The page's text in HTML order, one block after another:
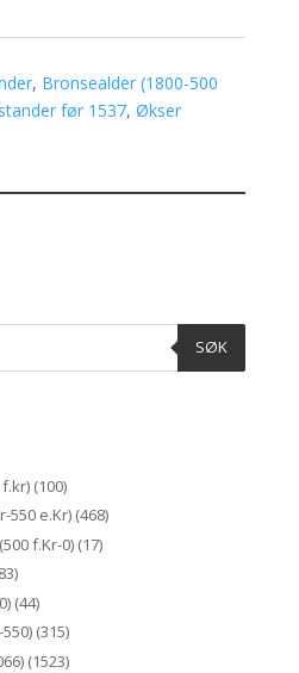
, Bronsealder (1800-500
før 1537, Økser
SØK
(100)
550 e.Kr) (468)
f.Kr-0) (17)
(44)
(315)
(1523)